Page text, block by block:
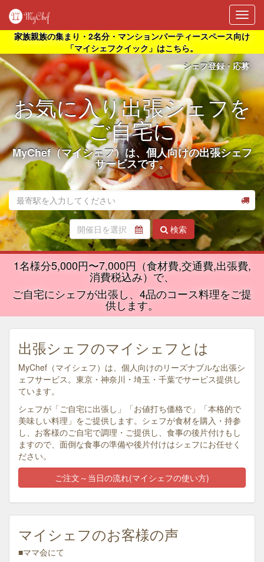
家族親族の集まり・2名分・マンションパーティースペース向け
「マイシェフクイック」はこちら。
シェフ登録・応募
お気に入り出張シェフを
ご自宅に
MyChef（マイシェフ）は、個人向けの出張シェフ
サービスです。
開催日を選択 検索
1名様分5,000円〜7,000円（食材費,交通費,出張費,
消費税込み）で、
ご自宅にシェフが出張し、4品のコース料理をご提
供します。
出張シェフのマイシェフとは
MyChef（マイシェフ）は、個人向けのリーズナブルな出張シ
ェフサービス。東京・神奈川・埼玉・千葉でサービス提供し
ています。
シェフが「ご自宅に出張し」「お値打ち価格で」「本格的で
美味しい料理」をご提供します。シェフが食材を購入・持参
し、お客様のご自宅で調理・ご提供し、食事の後片付けもし
ますので、面倒な食事の準備や後片付けはシェフにお任せく
ださい。
ご注文～当日の流れ(マイシェフの使い方)
マイシェフのお客様の声
■ママ会にて